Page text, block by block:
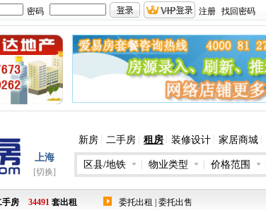
密码 注册 找回密码
上海
[切换]
新房 二手房 租房 装修设计 家居商城
区县/地铁 物业类型 价格范围
手房 34491 套出租 委托出租 委托出售